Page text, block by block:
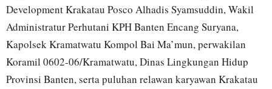
Development Krakatau Posco Alhadis Syamsuddin, Wakil
Administratur Perhutani KPH Banten Encang Suryana,
Kapolsek Kramatwatu Kompol Bai Ma’mun, perwakilan
Koramil 0602-06/Kramatwatu, Dinas Lingkungan Hidup
Provinsi Banten, serta puluhan relawan karyawan Krakatau